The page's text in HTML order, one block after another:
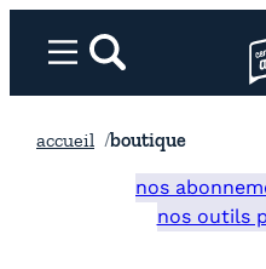
Menurechercher
accueil boutique
nos
nos outils